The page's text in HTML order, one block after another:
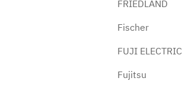
FRIEDLAND
Fischer
FUJI ELECTRIC
Fujitsu